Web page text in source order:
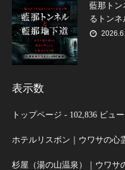
藍那トン
るトン
表示数
トップページ - 102,836 ビュー
ホテルリスボン｜ウワサの心
杉屋（湯の山温泉）｜ウワサ